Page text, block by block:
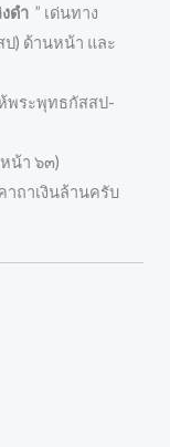
ดำ ” เด่นทาง
) ด้านหน้า และ
พระพุทธกัสสป-
น้า ๖๓)
าถาเงินล้านครับ